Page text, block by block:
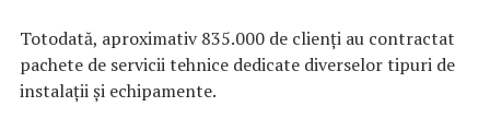
Totodată, aproximativ 835.000 de clienţi au contractat
pachete de servicii tehnice dedicate diverselor tipuri de
instalaţii şi echipamente.